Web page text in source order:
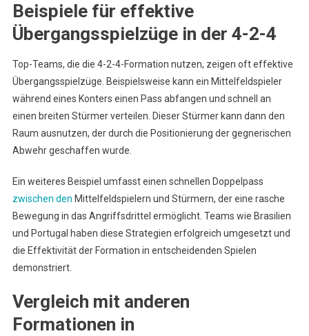
Beispiele für effektive
Übergangsspielzüge in der 4-2-4
Top-Teams, die die 4-2-4-Formation nutzen, zeigen oft effektive
Übergangsspielzüge. Beispielsweise kann ein Mittelfeldspieler
während eines Konters einen Pass abfangen und schnell an
einen breiten Stürmer verteilen. Dieser Stürmer kann dann den
Raum ausnutzen, der durch die Positionierung der gegnerischen
Abwehr geschaffen wurde.
Ein weiteres Beispiel umfasst einen schnellen Doppelpass
zwischen den Mittelfeldspielern und Stürmern, der eine rasche
Bewegung in das Angriffsdrittel ermöglicht. Teams wie Brasilien
und Portugal haben diese Strategien erfolgreich umgesetzt und
die Effektivität der Formation in entscheidenden Spielen
demonstriert.
Vergleich mit anderen
Formationen in